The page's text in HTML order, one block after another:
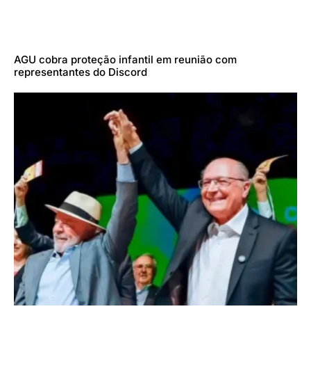
AGU cobra proteção infantil em reunião com
representantes do Discord